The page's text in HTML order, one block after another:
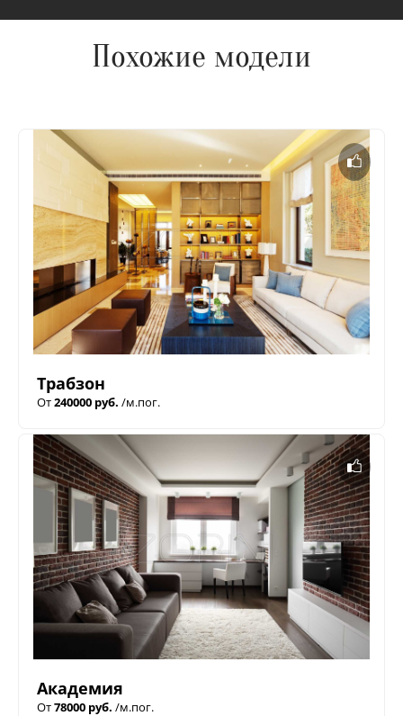
Похожие модели
Трабзон
От240000 руб. /м.пог.
Академия
От78000 руб. /м.пог.